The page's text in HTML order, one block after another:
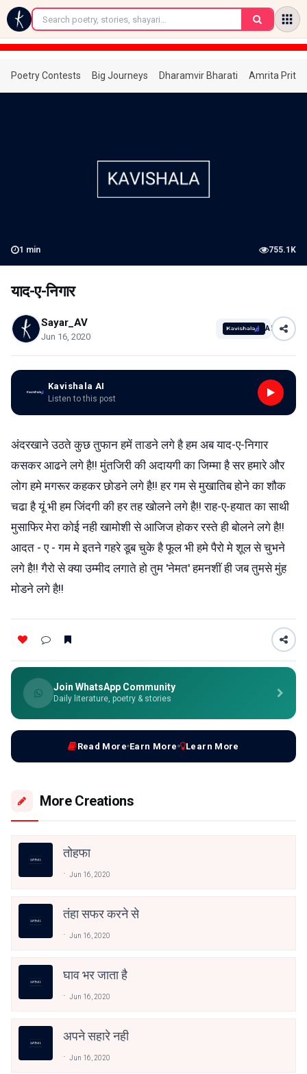
←
Poetry Contests Big Journeys Dharamvir Bharati Amrita
1 min 755.1K
याद-ए-निगार
Sayar_AV
Jun 16, 2020
AI
Kavishala AI
Listen to this post
अंदरखाने उठते कुछ तुफान हमें ताडने लगे है हम अब याद-ए-निगार
कसकर आढने लगे है!! मुंतजिरी की अदायगी का जिम्मा है सर हमारे और
लोग हमे मगरूर कहकर छोडने लगे है!! हर गम से मुखातिब होने का शौक
चढा है यूं भी हम जिंदगी की हर तह खोलने लगे है!! राह-ए-हयात का साथी
मुसाफिर मेरा कोई नही खामोशी से आजिज होकर रस्ते ही बोलने लगे है!!
आदत - ए - गम मे इतने गहरे डूब चुके है फूल भी हमे पैरो मे शूल से चुभने
लगे है!! गैरो से क्या उम्मीद लगाते हो तुम 'नेमत' हमनशीं ही जब तुमसे मुंह
मोडने लगे है!!
Join WhatsApp Community
Daily literature, poetry & stories
Read More Earn More Learn More
More Creations
तोहफा
Jun 16, 2020
तंहा सफर करने से
Jun 16, 2020
घाव भर जाता है
Jun 16, 2020
अपने सहारे नही
Jun 16, 2020